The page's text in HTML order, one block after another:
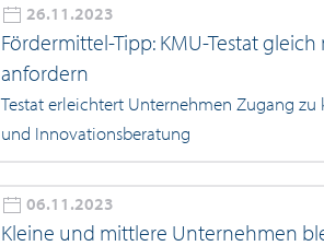
26.11.2023
Fördermittel-Tipp: KMU-Testat
anfordern
Testat erleichtert Unternehmen Zugang zu
und Innovationsberatung
06.11.2023
Kleine und mittlere Unternehmen